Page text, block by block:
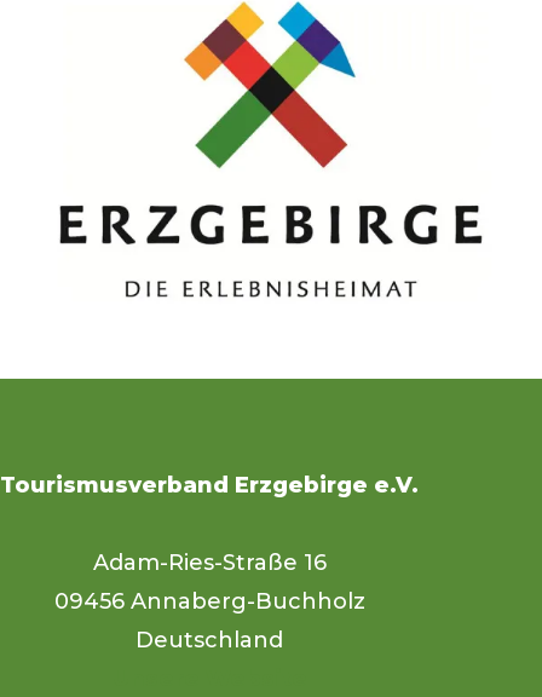
Tourismusverband Erzgebirge e.V.
Adam-Ries-Straße 16
09456 Annaberg-Buchholz
Deutschland